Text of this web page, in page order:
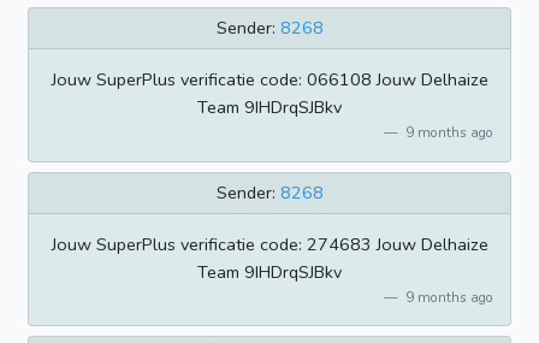
Sender: 8268
Jouw SuperPlus verificatie code: 066108 Jouw Delhaize
Team 9IHDrqSJBkv
9 months ago
Sender: 8268
Jouw SuperPlus verificatie code: 274683 Jouw Delhaize
Team 9IHDrqSJBkv
9 months ago